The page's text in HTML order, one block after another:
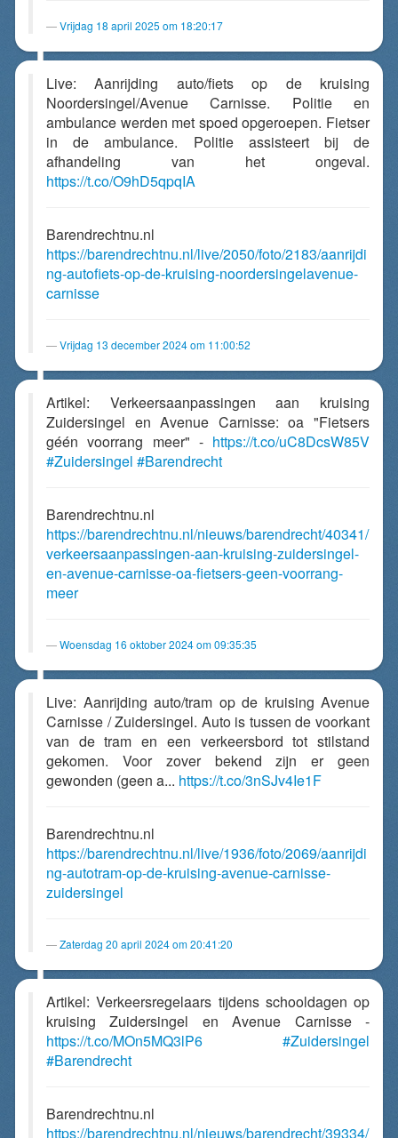
Vrijdag 18 april 2025 om 18:20:17
Live: Aanrijding auto/fiets op de kruising
Noordersingel/Avenue Carnisse. Politie en
ambulance werden met spoed opgeroepen. Fietser
in de ambulance. Politie assisteert bij de
afhandeling van het ongeval.
https://t.co/O9hD5qpqIA
Barendrechtnu.nl
https://barendrechtnu.nl/live/2050/foto/2183/aanrijdi
ng-autofiets-op-de-kruising-noordersingelavenue-
carnisse
Vrijdag 13 december 2024 om 11:00:52
Artikel: Verkeersaanpassingen aan kruising
Zuidersingel en Avenue Carnisse: oa "Fietsers
géén voorrang meer" - https://t.co/uC8DcsW85V
#Zuidersingel #Barendrecht
Barendrechtnu.nl
https://barendrechtnu.nl/nieuws/barendrecht/40341/
verkeersaanpassingen-aan-kruising-zuidersingel-
en-avenue-carnisse-oa-fietsers-geen-voorrang-
meer
Woensdag 16 oktober 2024 om 09:35:35
Live: Aanrijding auto/tram op de kruising Avenue
Carnisse / Zuidersingel. Auto is tussen de voorkant
van de tram en een verkeersbord tot stilstand
gekomen. Voor zover bekend zijn er geen
gewonden (geen a... https://t.co/3nSJv4Ie1F
Barendrechtnu.nl
https://barendrechtnu.nl/live/1936/foto/2069/aanrijdi
ng-autotram-op-de-kruising-avenue-carnisse-
zuidersingel
Zaterdag 20 april 2024 om 20:41:20
Artikel: Verkeersregelaars tijdens schooldagen op
kruising Zuidersingel en Avenue Carnisse -
https://t.co/MOn5MQ3lP6
#Zuidersingel
#Barendrecht
Barendrechtnu.nl
https://barendrechtnu.nl/nieuws/barendrecht/39334/